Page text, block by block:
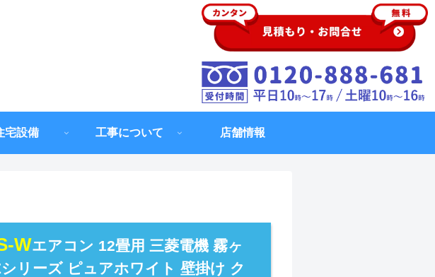
宅設備 工事について 店舗情報
Wエアコン 12畳用 三菱電機 霧ヶ
リーズ ピュアホワイト 壁掛け ク